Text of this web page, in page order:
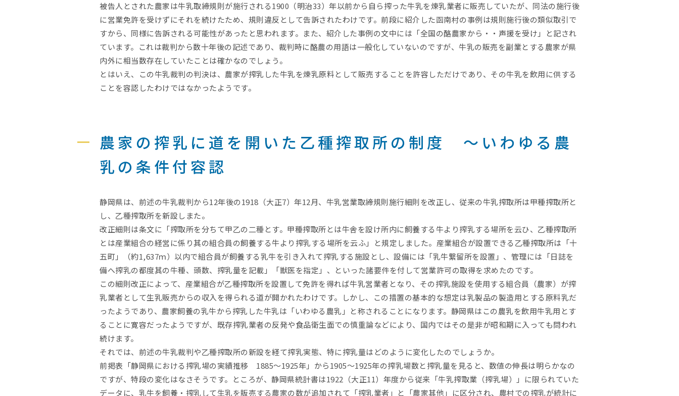
被告人とされた農家は牛乳取締規則が施行される1900（明治33）年以前から自ら搾った牛乳を煉乳業者に販売していたが、同法の施行後
に営業免許を受けずにそれを続けたため、規則違反として告訴されたわけです。前段に紹介した函南村の事例は規則施行後の類似取引で
すから、同様に告訴される可能性があったと思われます。また、紹介した事例の文中には「全国の酪農家から・・声援を受け」と記され
ています。これは裁判から数十年後の記述であり、裁判時に酪農の用語は一般化していないのですが、牛乳の販売を副業とする農家が県
内外に相当数存在していたことは確かなのでしょう。
とはいえ、この牛乳裁判の判決は、農家が搾乳した牛乳を煉乳原料として販売することを許容しただけであり、その牛乳を飲用に供する
ことを容認したわけではなかったようです。
農家の搾乳に道を開いた乙種搾取所の制度 ～いわゆる農
乳の条件付容認
静岡県は、前述の牛乳裁判から12年後の1918（大正7）年12月、牛乳営業取締規則施行細則を改正し、従来の牛乳搾取所は甲種搾取所と
し、乙種搾取所を新設しまた。
改正細則は条文に「搾取所を分ちて甲乙の二種とす。甲種搾取所とは牛舎を設け所内に飼養する牛より搾乳する場所を云ひ、乙種搾取所
とは産業組合の経営に係り其の組合員の飼養する牛より搾乳する場所を云ふ」と規定しました。産業組合が設置できる乙種搾取所は「十
五町」（約1,637ｍ）以内で組合員が飼養する乳牛を引き入れて搾乳する施設とし、設備には「乳牛繋留所を設置」、管理には「日誌を
備へ搾乳の都度其の牛種、頭数、搾乳量を記載」「獣医を指定」、といった諸要件を付して営業許可の取得を求めたのです。
この細則改正によって、産業組合が乙種搾取所を設置して免許を得れば牛乳営業者となり、その搾乳施設を使用する組合員（農家）が搾
乳業者として生乳販売からの収入を得られる道が開かれたわけです。しかし、この措置の基本的な想定は乳製品の製造用とする原料乳だ
ったようであり、農家飼養の乳牛から搾乳した牛乳は「いわゆる農乳」と称されることになります。静岡県はこの農乳を飲用牛乳用とす
ることに寛容だったようですが、既存搾乳業者の反発や食品衛生面での慎重論などにより、国内ではその是非が昭和期に入っても問われ
続けます。
それでは、前述の牛乳裁判や乙種搾取所の新設を経て搾乳実態、特に搾乳量はどのように変化したのでしょうか。
前掲表「静岡県における搾乳場の実績推移 1885～1925年」から1905～1925年の搾乳場数と搾乳量を見ると、数値の伸長は明らかなの
ですが、特段の変化はなさそうです。ところが、静岡県統計書は1922（大正11）年度から従来「牛乳搾取業（搾乳場）」に限られていた
データに、乳牛を飼養・搾乳して生乳を販売する農家の数が追加されて「搾乳業者」と「農家其他」に区分され、農村での搾乳が統計に